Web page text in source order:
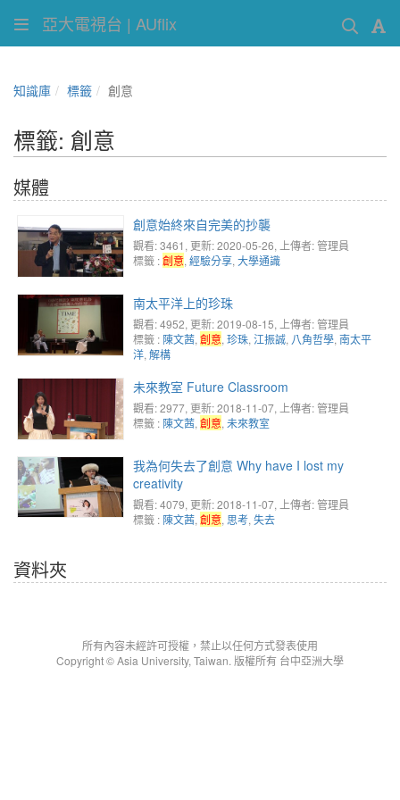
亞大電視台 | AUflix
知識庫 標籤 創意
標籤: 創意
媒體
創意始終來自完美的抄襲
觀看: 3461 , 更新: 2020-05-26, 上傳者: 管理員
標籤 :創意, 經驗分享, 大學通識
南太平洋上的珍珠
觀看: 4952, 更新: 2019-08-15, 上傳者: 管理員
標籤 : 陳文茜, 創意, 珍珠, 江振誠, 八角哲學, 南太平
洋, 解構
未來教室 Future Classroom
觀看: 2977, 更新: 2018-11-07, 上傳者: 管理員
標籤 : 陳文茜, 創意, 未來教室
我為何失去了創意 Why have I lost my
creativity
觀看: 4079, 更新: 2018-11-07, 上傳者: 管理員
標籤 : 陳文茜, 創意, 思考, 失去
資料夾
所有內容未經許可授權，禁止以任何方式發表使用
Copyright © Asia University, Taiwan. 版權所有 台中亞洲大學